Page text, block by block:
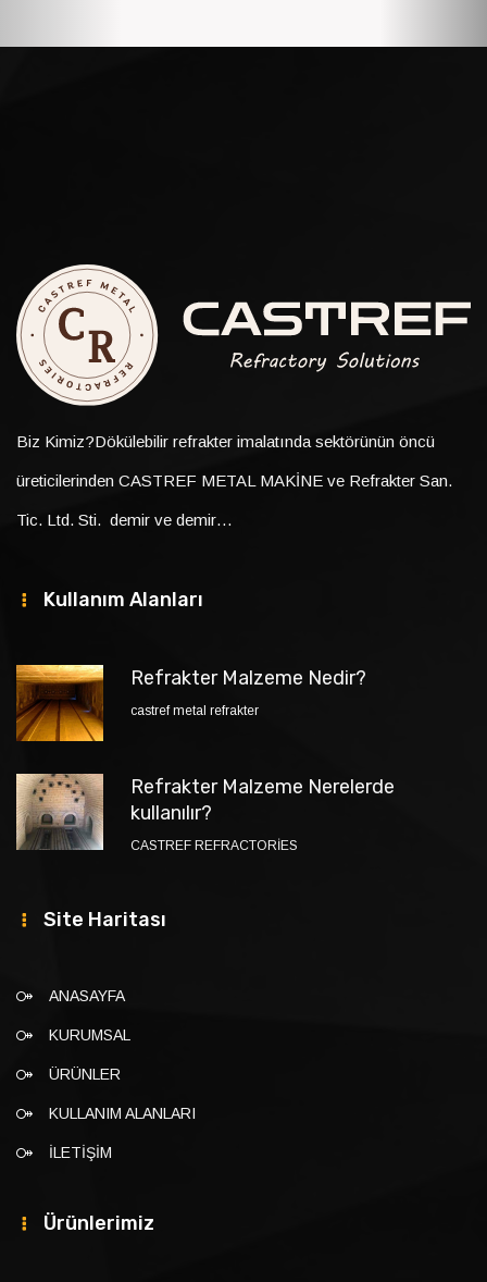
Biz Kimiz?Dökülebilir refrakter imalatında sektörünün öncü
üreticilerinden CASTREF METAL MAKİNE ve Refrakter San.
Tic. Ltd. Sti. demir ve demir…
Kullanım Alanları
Refrakter Malzeme Nedir?
castref metal refrakter
Refrakter Malzeme Nerelerde
kullanılır?
CASTREF REFRACTORİES
Site Haritası
ANASAYFA
KURUMSAL
ÜRÜNLER
KULLANIM ALANLARI
İLETİŞİM
Ürünlerimiz